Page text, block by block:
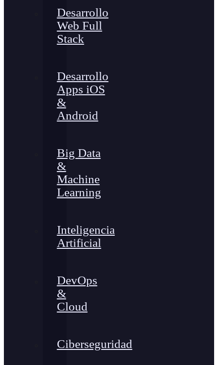
Desarrollo
Web Full
Stack
Desarrollo
Apps iOS
&
Android
Big Data
&
Machine
Learning
Inteligencia
Artificial
DevOps
&
Cloud
Ciberseguridad